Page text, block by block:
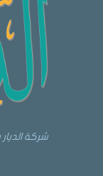
شركة